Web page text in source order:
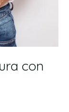
con